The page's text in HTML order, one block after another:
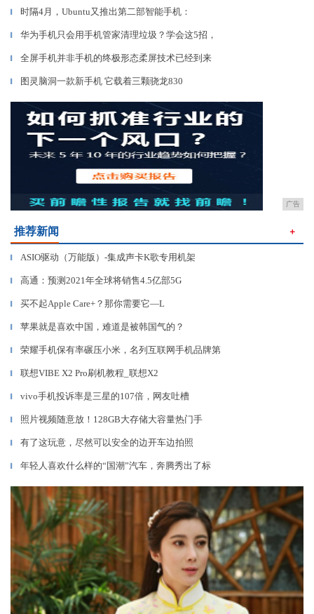
▎ 时隔4月，Ubuntu又推出第二部智能手机：
▎ 华为手机只会用手机管家清理垃圾？学会这5招，
▎ 全屏手机并非手机的终极形态柔屏技术已经到来
▎ 图灵脑洞一款新手机 它载着三颗骁龙830
广告
推荐新闻 ＋
▎ ASIO驱动（万能版）-集成声卡K歌专用机架
▎ 高通：预测2021年全球将销售4.5亿部5G
▎ 买不起Apple Care+？那你需要它—L
▎ 苹果就是喜欢中国，难道是被韩国气的？
▎ 荣耀手机保有率碾压小米，名列互联网手机品牌第
▎ 联想VIBE X2 Pro刷机教程_联想X2
▎ vivo手机投诉率是三星的107倍，网友吐槽
▎ 照片视频随意放！128GB大存储大容量热门手
▎ 有了这玩意，尽然可以安全的边开车边拍照
▎ 年轻人喜欢什么样的“国潮”汽车，奔腾秀出了标